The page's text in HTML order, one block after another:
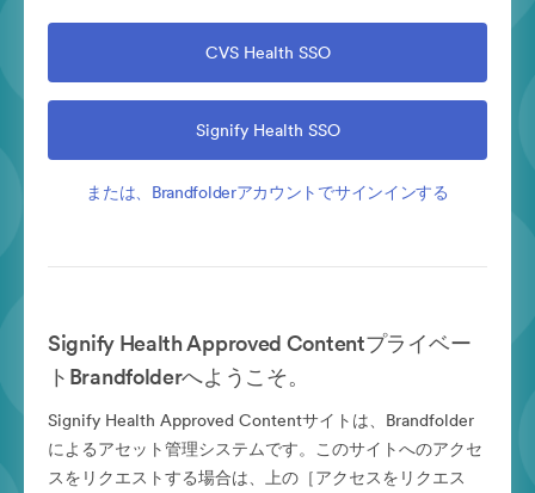
CVS Health SSO
Signify Health SSO
または、Brandfolderアカウントでサインインする
Signify Health Approved Contentプライベー
トBrandfolderへようこそ。
Signify Health Approved Contentサイトは、Brandfolder
によるアセット管理システムです。このサイトへのアクセ
スをリクエストする場合は、上の［アクセスをリクエス